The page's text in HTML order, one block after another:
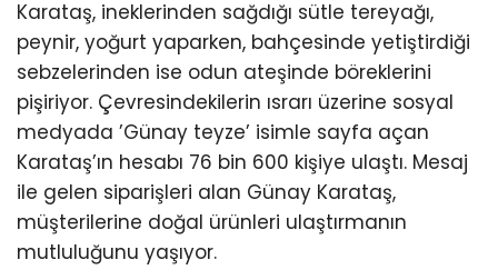
Karataş, ineklerinden sağdığı sütle tereyağı,
peynir, yoğurt yaparken, bahçesinde yetiştirdiği
sebzelerinden ise odun ateşinde böreklerini
pişiriyor. Çevresindekilerin ısrarı üzerine sosyal
medyada ’Günay teyze’ isimle sayfa açan
Karataş’ın hesabı 76 bin 600 kişiye ulaştı. Mesaj
ile gelen siparişleri alan Günay Karataş,
müşterilerine doğal ürünleri ulaştırmanın
mutluluğunu yaşıyor.